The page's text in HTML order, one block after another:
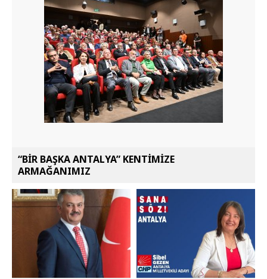
“BİR BAŞKA ANTALYA” KENTİMİZE
ARMAĞANIMIZ